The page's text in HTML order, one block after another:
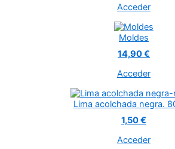
Moldes
14,90 €
Lima acolchada negra.
1,50 €